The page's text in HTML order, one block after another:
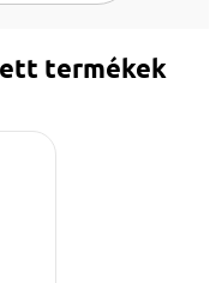
termékek